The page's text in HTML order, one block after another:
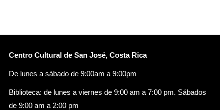
Centro Cultural de San José, Costa Rica
De lunes a sábado de 9:00am a 9:00pm
Biblioteca: de lunes a viernes de 9:00 am a 7:00 pm. Sábados
de 9:00 am a 2:00 pm